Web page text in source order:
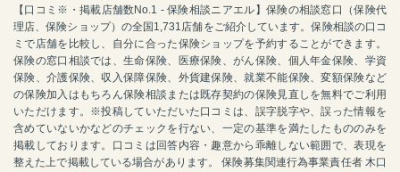
【口コミ※・掲載店舗数No.1 - 保険相談ニアエル】保険の相談窓口（保険代
理店、保険ショップ）の全国1,731店舗をご紹介しています。保険相談の口コ
ミで店舗を比較し、自分に合った保険ショップを予約することができます。
保険の窓口相談では、生命保険、医療保険、がん保険、個人年金保険、学資
保険、介護保険、収入保障保険、外貨建保険、就業不能保険、変額保険など
の保険加入はもちろん保険相談または既存契約の保険見直しを無料でご利用
いただけます。※投稿していただいた口コミは、誤字脱字や、誤った情報を
含めていないかなどのチェックを行ない、一定の基準を満たしたもののみを
掲載しております。口コミは回答内容・趣意から乖離しない範囲で、表現を
整えた上で掲載している場合があります。 保険募集関連行為事業責任者 木口